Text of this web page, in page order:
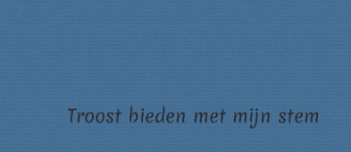
Troost bieden met mijn stem